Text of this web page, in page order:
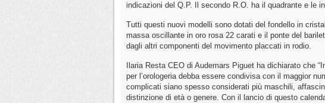
indicazioni del Q.P. Il secondo R.O. ha il quadrante e le
Tutti questi nuovi modelli sono dotati del fondello in
massa oscillante in oro rosa 22 carati e il ponte del
dagli altri componenti del movimento placcati in rodio.
Ilaria Resta CEO di Audemars Piguet ha dichiarato che
per l’orologeria debba essere condivisa con il maggior
complicati siano spesso considerati più maschili,
distinzione di età o genere. Con il lancio di questo